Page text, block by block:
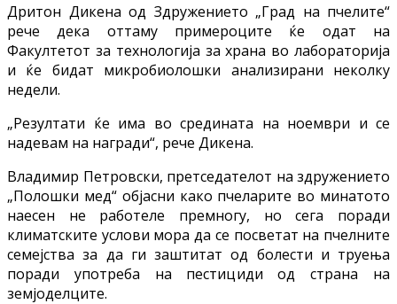
Дритон Дикена од Здружението „Град на пчелите“
рече дека оттаму примероците ќе одат на
Факултетот за технологија за храна во лабораторија
и ќе бидат микробиолошки анализирани неколку
недели.
„Резултати ќе има во средината на ноември и се
надевам на награди“, рече Дикена.
Владимир Петровски, претседателот на здружението
„Полошки мед“ објасни како пчеларите во минатото
наесен не работеле премногу, но сега поради
климатските услови мора да се посветат на пчелните
семејства за да ги заштитат од болести и труења
поради употреба на пестициди од страна на
земјоделците.